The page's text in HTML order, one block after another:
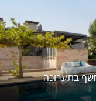
בתערוכה